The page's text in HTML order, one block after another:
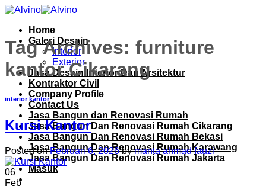
Skip
contentHome
Galeri Desain
Interior
Exterior
Jasa Desain Interior Dan Arsitektur
Kontraktor Civil
Company Profile
Contact Us
Jasa Bangun dan Renovasi Rumah
Jasa Bangun Dan Renovasi Rumah Cikarang
Jasa Bangun Dan Renovasi Rumah Bekasi
Jasa Bangun Dan Renovasi Rumah Karawang
Jasa Bangun Dan Renovasi Rumah Jakarta
Masuk
Tag Archives: furniture
kantor Cikarang
interior kantor
Kursi Kantor
Posted onFebruari 6, 2026 bymanta ahmad fauzi
06
Feb